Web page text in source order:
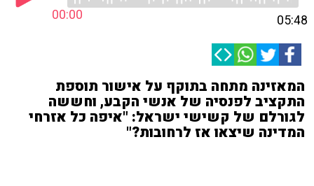
00:00 05:48
המאזינה מתחה בתוקף על אישור תוספת
התקציב לפנסיה של אנשי הקבע, וחששה
לגורלם של קשישי ישראל: "איפה כל אזרחי
המדינה שיצאו אז לרחובות?"